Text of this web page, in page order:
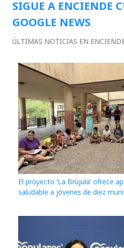
SIGUE A ENCIENDE
GOOGLE NEWS
ÚLTIMAS NOTICIAS EN
El proyecto ‘La Brújula’ ofrece
saludable a jóvenes de diez